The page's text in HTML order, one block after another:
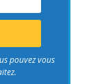
pouvez vous